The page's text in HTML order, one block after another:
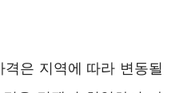
은 지역에 따라 변동될